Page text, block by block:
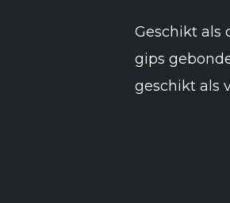
Geschikt als
gips
geschikt als